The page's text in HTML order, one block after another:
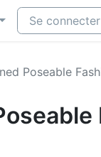
Se connecter
Poseable